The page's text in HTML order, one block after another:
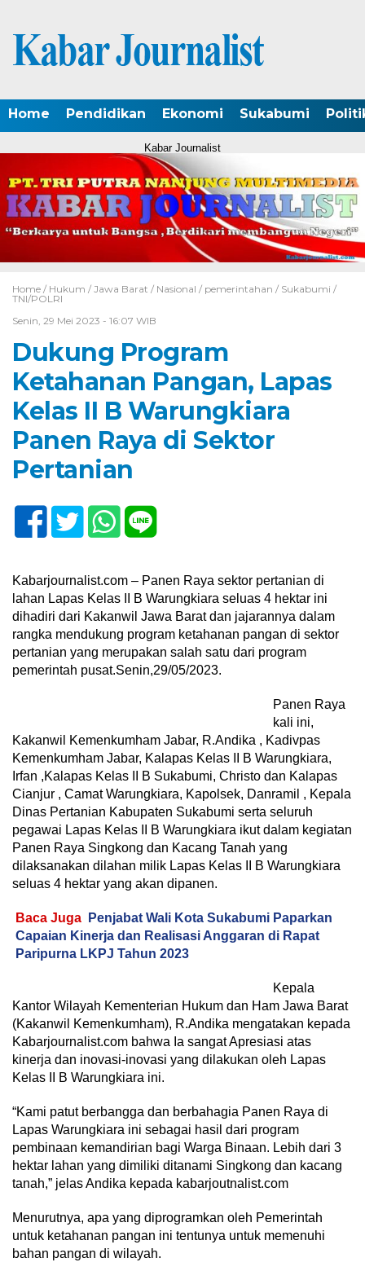
Home Pendidikan Ekonomi Sukabumi
Kabar Journalist
Home / Hukum / Jawa Barat / Nasional / pemerintahan / Sukabumi /
TNI/POLRI
Senin, 29 Mei 2023 - 16:07 WIB
Dukung Program
Ketahanan Pangan, Lapas
Kelas II B Warungkiara
Panen Raya di Sektor
Pertanian
Kabarjournalist.com – Panen Raya sektor pertanian di
lahan Lapas Kelas II B Warungkiara seluas 4 hektar ini
dihadiri dari Kakanwil Jawa Barat dan jajarannya dalam
rangka mendukung program ketahanan pangan di sektor
pertanian yang merupakan salah satu dari program
pemerintah pusat.Senin,29/05/2023.
Panen Raya
kali ini,
Kakanwil Kemenkumham Jabar, R.Andika , Kadivpas
Kemenkumham Jabar, Kalapas Kelas II B Warungkiara,
Irfan ,Kalapas Kelas II B Sukabumi, Christo dan Kalapas
Cianjur , Camat Warungkiara, Kapolsek, Danramil , Kepala
Dinas Pertanian Kabupaten Sukabumi serta seluruh
pegawai Lapas Kelas II B Warungkiara ikut dalam kegiatan
Panen Raya Singkong dan Kacang Tanah yang
dilaksanakan dilahan milik Lapas Kelas II B Warungkiara
seluas 4 hektar yang akan dipanen.
Baca Juga
Penjabat Wali Kota Sukabumi Paparkan
Capaian Kinerja dan Realisasi Anggaran di Rapat
Paripurna LKPJ Tahun 2023
Kepala
Kantor Wilayah Kementerian Hukum dan Ham Jawa Barat
(Kakanwil Kemenkumham), R.Andika mengatakan kepada
Kabarjournalist.com bahwa Ia sangat Apresiasi atas
kinerja dan inovasi-inovasi yang dilakukan oleh Lapas
Kelas II B Warungkiara ini.
“Kami patut berbangga dan berbahagia Panen Raya di
Lapas Warungkiara ini sebagai hasil dari program
pembinaan kemandirian bagi Warga Binaan. Lebih dari 3
hektar lahan yang dimiliki ditanami Singkong dan kacang
tanah,” jelas Andika kepada kabarjoutnalist.com
Menurutnya, apa yang diprogramkan oleh Pemerintah
untuk ketahanan pangan ini tentunya untuk memenuhi
bahan pangan di wilayah.